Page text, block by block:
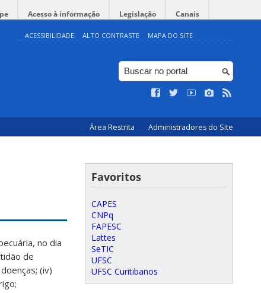
Acesso à informação Legislação Canais
ACESSIBILIDADE ALTO CONTRASTE MAPA DO SITE
Área Restrita Administradores do Site
no dia
de
(iv)
Favoritos
CAPES
CNPq
FAPESC
Lattes
SeTIC
UFSC
UFSC Curitibanos